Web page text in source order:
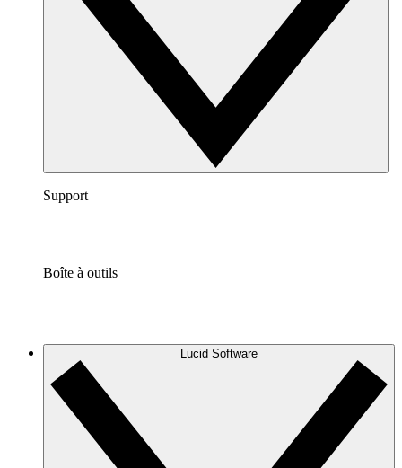
Support
Boîte à outils
Lucid Software